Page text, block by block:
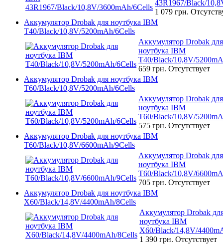
43R1967/Black/
1 079 грн.
Аккумулятор Drobak для ноутбука IBM
T40/Black/10,8V/5200mAh/6Cells
Аккумулятор Drobak для
ноутбука IBM
T40/Black/10,8V/
659 грн. Отсутствует
Аккумулятор Drobak для ноутбука IBM
T60/Black/10,8V/5200mAh/6Cells
Аккумулятор Drobak для
ноутбука IBM
T60/Black/10,8V/
575 грн. Отсутствует
Аккумулятор Drobak для ноутбука IBM
T60/Black/10,8V/6600mAh/9Cells
Аккумулятор Drobak для
ноутбука IBM
T60/Black/10,8V/
705 грн. Отсутствует
Аккумулятор Drobak для ноутбука IBM
X60/Black/14,8V/4400mAh/8Cells
Аккумулятор Drobak
ноутбука IBM
X60/Black/14,8V/
1 390 грн. Отсутствует